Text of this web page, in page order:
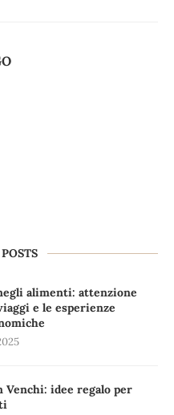
alimenti: attenzione
e le esperienze
Venchi: idee regalo per